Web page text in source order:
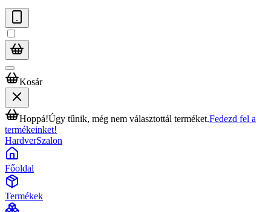
Kosár
Hoppá!Úgy tűnik, még nem választottál terméket.Fedezd fel a
termékeinket!
HardverSzalon
Főoldal
Termékek